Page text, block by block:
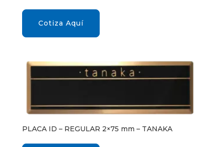
Cotiza Aquí
PLACA ID – REGULAR 2×75 mm – TANAKA